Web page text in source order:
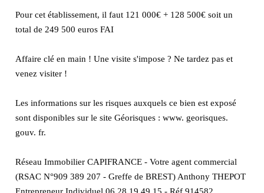
Pour cet établissement, il faut 121 000€ + 128 500€ soit un
total de 249 500 euros FAI
Affaire clé en main ! Une visite s'impose ? Ne tardez pas et
venez visiter !
Les informations sur les risques auxquels ce bien est exposé
sont disponibles sur le site Géorisques : www. georisques.
gouv. fr.
Réseau Immobilier CAPIFRANCE - Votre agent commercial
(RSAC N°909 389 207 - Greffe de BREST) Anthony THEPOT
Entrepreneur Individuel 06 28 19 49 15 - Réf.914582